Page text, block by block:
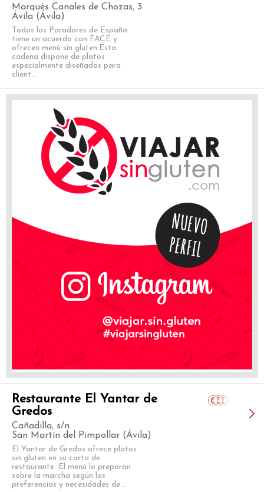
Marqués Canales de Chozas, 3
Ávila (Ávila)
Todos los Paradores de España
tiene un acuerdo con FACE y
ofrecen menú sin gluten.Esta
cadena dispone de platos
especialmente diseñados para
client...
Restaurante El Yantar de
Gredos
Cañadilla, s/n
San Martín del Pimpollar (Ávila)
El Yantar de Gredos ofrece platos
sin gluten en su carta de
restaurante. El menú lo preparan
sobre la marcha según las
preferencias y necesidades de...